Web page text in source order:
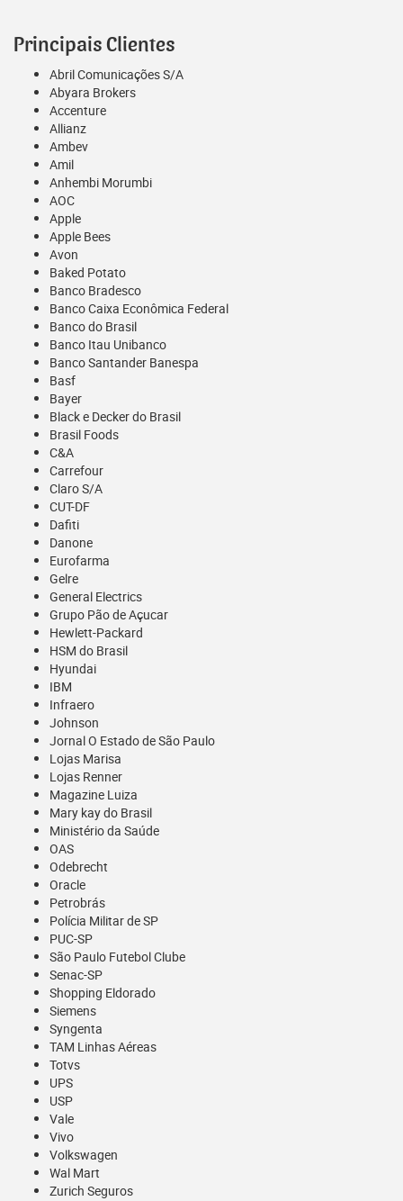
Principais Clientes
Abril Comunicações S/A
Abyara Brokers
Accenture
Allianz
Ambev
Amil
Anhembi Morumbi
AOC
Apple
Apple Bees
Avon
Baked Potato
Banco Bradesco
Banco Caixa Econômica Federal
Banco do Brasil
Banco Itau Unibanco
Banco Santander Banespa
Basf
Bayer
Black e Decker do Brasil
Brasil Foods
C&A
Carrefour
Claro S/A
CUT-DF
Dafiti
Danone
Eurofarma
Gelre
General Electrics
Grupo Pão de Açucar
Hewlett-Packard
HSM do Brasil
Hyundai
IBM
Infraero
Johnson
Jornal O Estado de São Paulo
Lojas Marisa
Lojas Renner
Magazine Luiza
Mary kay do Brasil
Ministério da Saúde
OAS
Odebrecht
Oracle
Petrobrás
Polícia Militar de SP
PUC-SP
São Paulo Futebol Clube
Senac-SP
Shopping Eldorado
Siemens
Syngenta
TAM Linhas Aéreas
Totvs
UPS
USP
Vale
Vivo
Volkswagen
Wal Mart
Zurich Seguros